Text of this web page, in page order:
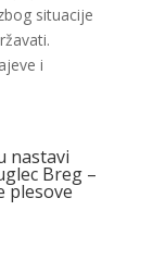
situacije
i
nastavi
Breg –
plesove